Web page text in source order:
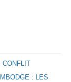
CONFLIT
: LES